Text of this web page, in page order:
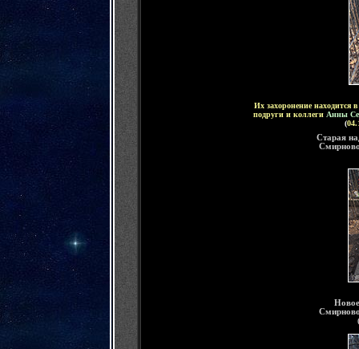
Их захоронение находится
подруги и коллеги Анны
(
Старая
(